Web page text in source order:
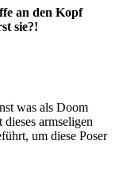
an den Kopf
sie?!
was als Doom
armseligen
um diese Poser